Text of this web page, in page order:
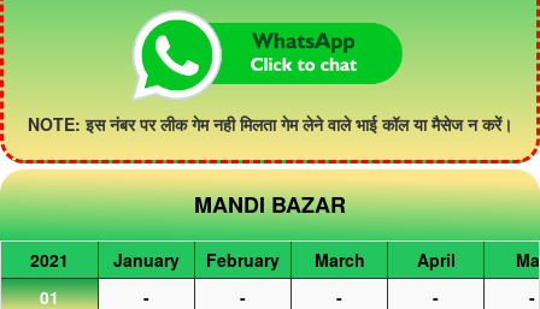
NOTE: इस नंबर पर लीक गेम नही मिलता गेम लेने वाले भाई कॉल या मैसेज न करें।
MANDI BAZAR
2021 January February March April
01
- - - -
-